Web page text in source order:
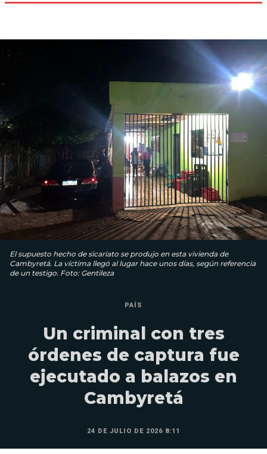
El supuesto hecho de sicariato se produjo en esta vivienda de
Cambyretá. La víctima llegó al lugar hace unos días, según referencia
de un testigo. Foto: Gentileza
PAÍS
Un criminal con tres
órdenes de captura fue
ejecutado a balazos en
Cambyretá
24 DE JULIO DE 2026 8:11